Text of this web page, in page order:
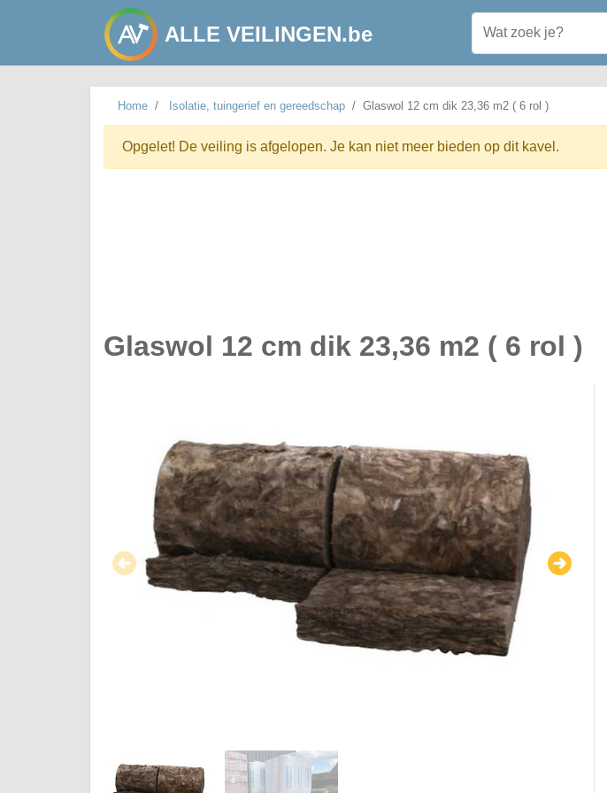
ALLE VEILINGEN.be
Home Isolatie, tuingerief en gereedschap Glaswol 12 cm dik 23,36 m2 ( 6 rol )
Opgelet! De veiling is afgelopen. Je kan niet meer bieden op dit kavel.
Glaswol 12 cm dik 23,36 m2 ( 6 rol )